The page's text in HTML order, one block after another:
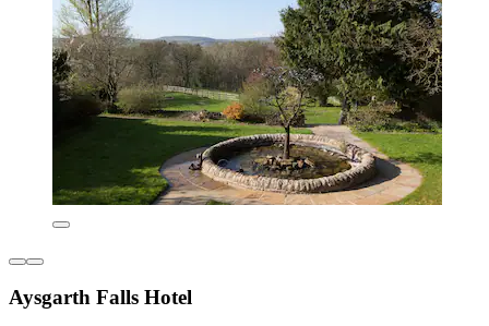
Aysgarth Falls Hotel